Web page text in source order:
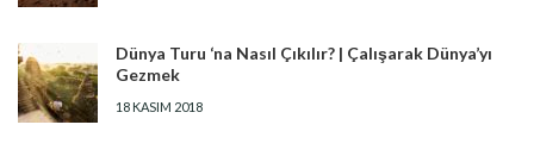
Dünya Turu ‘na Nasıl Çıkılır? | Çalışarak Dünya’yı
Gezmek
18 KASIM 2018